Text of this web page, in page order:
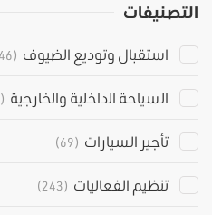
التصنيفات
استقبال وتوديع الضيوف (46)
السياحة الداخلية والخارجية (19)
تأجير السيارات (69)
تنظيم الفعاليات (243)